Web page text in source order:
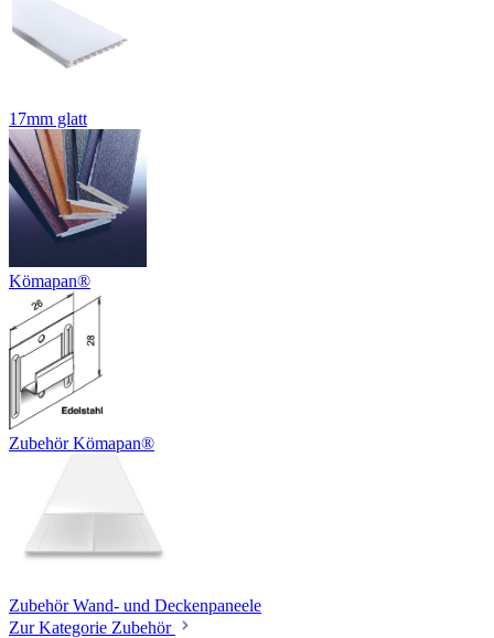
17mm glatt
Kömapan®
Zubehör Kömapan®
Zubehör Wand- und Deckenpaneele
Zur Kategorie Zubehör